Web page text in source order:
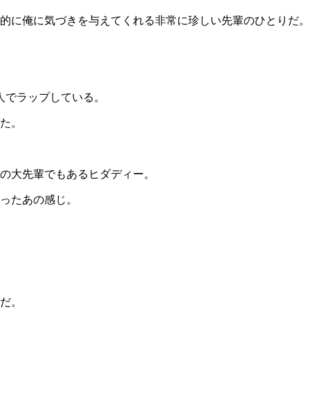
俺に気づきを与えてくれる非常に珍しい先輩のひとりだ。
ラップしている。
。
大先輩でもあるヒダディー。
たあの感じ。
。